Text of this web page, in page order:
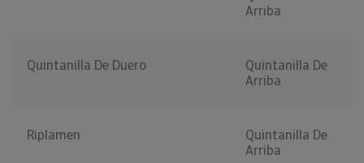
Arriba
Quintanilla De Duero
Quintanilla De
Arriba
Riplamen
Quintanilla De
Arriba